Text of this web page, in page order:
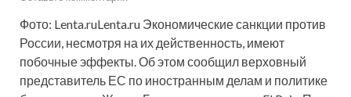
Фото: Lenta.ruLenta.ru Экономические санкции против
России, несмотря на их действенность, имеют
побочные эффекты. Об этом сообщил верховный
представитель ЕС по иностранным делам и политике